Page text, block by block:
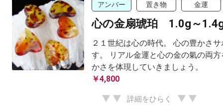
アンバー 置き物 金運
心の金扇琥珀 1.0g～
２１世紀は心の時代。 心の豊かさ
す。 リアル金運と心の金の氣の両
かさを体現していきましょう。
￥4,800
詳細をひらく